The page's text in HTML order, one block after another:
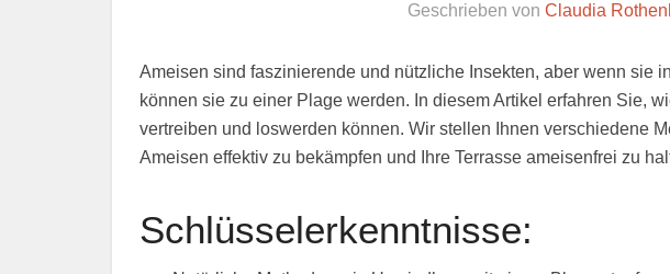
Geschrieben von Claudia
Ameisen sind faszinierende und nützliche Insekten, aber wenn sie
können sie zu einer Plage werden. In diesem Artikel erfahren Sie,
vertreiben und loswerden können. Wir stellen Ihnen verschiedene
Ameisen effektiv zu bekämpfen und Ihre Terrasse ameisenfrei zu
Schlüsselerkenntnisse: